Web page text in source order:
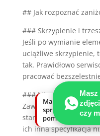
## Jak rozpoznać
### Skrzypienie i
Jeśli po wymianie
uciążliwe skrzypienie,
tak. Prawidłowo
pracować
### Niezgodność z
Zawsze sprawdzajmy
stanem pojazdu. Brak
ich inna specyfikacja
czy
Masz szkodę
sprawdzimy
pomóc.